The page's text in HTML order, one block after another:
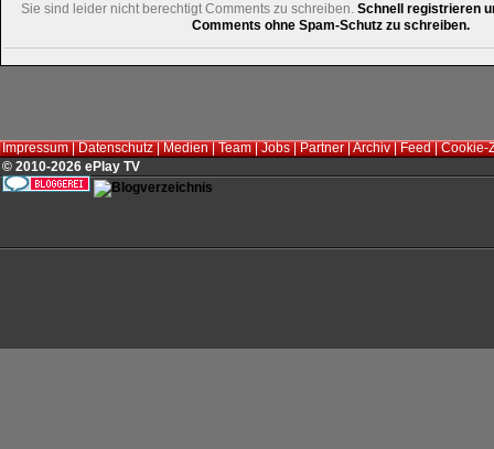
Sie sind leider nicht berechtigt Comments zu schreiben. Schnell registrieren
Comments ohne Spam-Schutz zu schreiben.
Impressum|Datenschutz|Medien|Team|Jobs|Partner|Archiv|Feed|Cookie-
© 2010-2026 ePlay TV